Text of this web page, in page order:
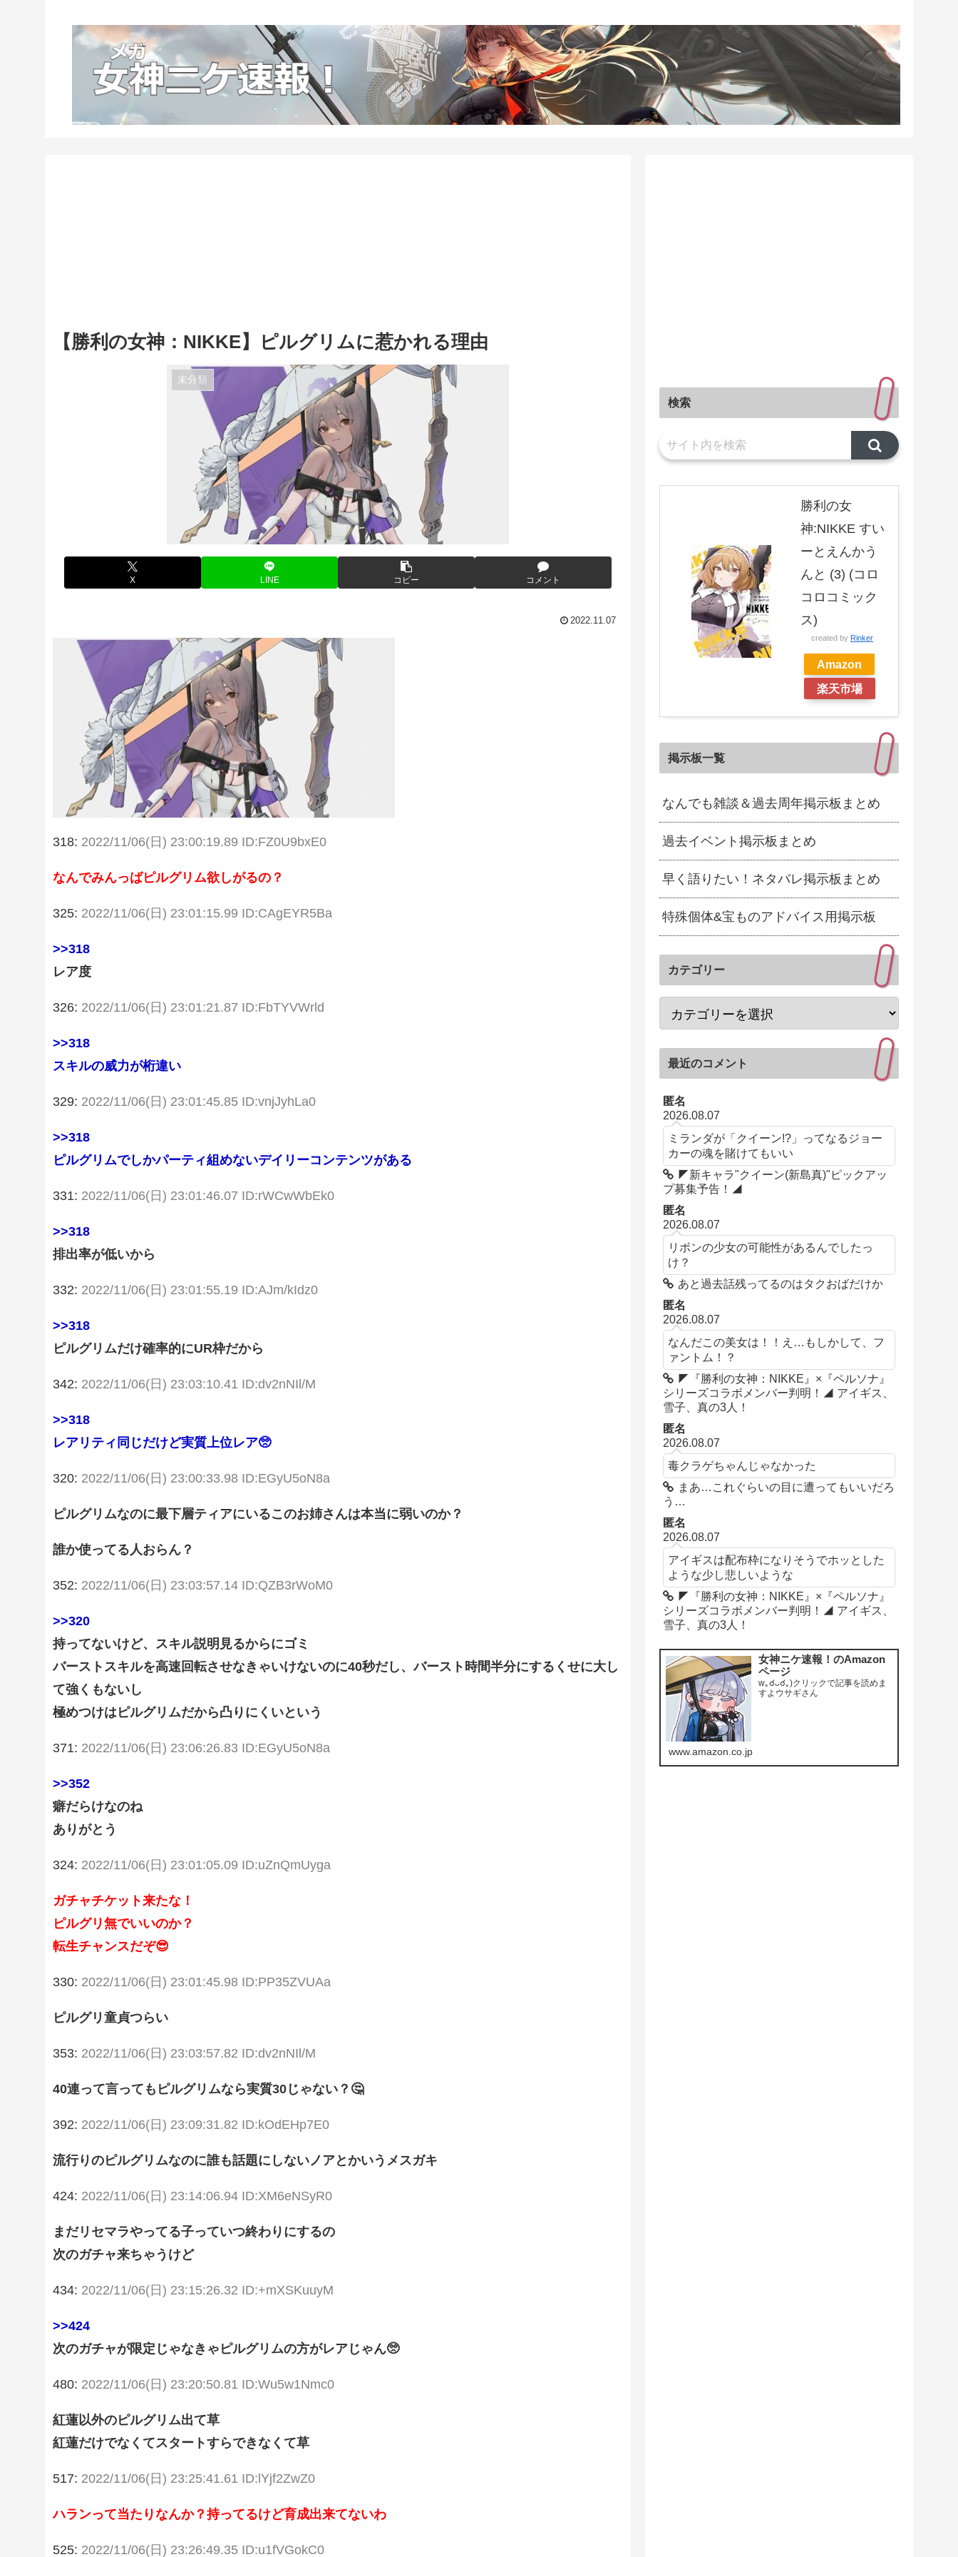
【勝利の女神：NIKKE】ピルグリムに惹かれる理由
未分類
X LINE コピー コメント
2022.11.07
318: 2022/11/06(日) 23:00:19.89 ID:FZ0U9bxE0
なんでみんっばピルグリム欲しがるの？
325: 2022/11/06(日) 23:01:15.99 ID:CAgEYR5Ba
>>318
レア度
326: 2022/11/06(日) 23:01:21.87 ID:FbTYVWrld
>>318
スキルの威力が桁違い
329: 2022/11/06(日) 23:01:45.85 ID:vnjJyhLa0
>>318
ピルグリムでしかパーティ組めないデイリーコンテンツがある
331: 2022/11/06(日) 23:01:46.07 ID:rWCwWbEk0
>>318
排出率が低いから
332: 2022/11/06(日) 23:01:55.19 ID:AJm/kIdz0
>>318
ピルグリムだけ確率的にUR枠だから
342: 2022/11/06(日) 23:03:10.41 ID:dv2nNIl/M
>>318
レアリティ同じだけど実質上位レア🥺
320: 2022/11/06(日) 23:00:33.98 ID:EGyU5oN8a
ピルグリムなのに最下層ティアにいるこのお姉さんは本当に弱いのか？
誰か使ってる人おらん？
352: 2022/11/06(日) 23:03:57.14 ID:QZB3rWoM0
>>320
持ってないけど、スキル説明見るからにゴミ
バーストスキルを高速回転させなきゃいけないのに40秒だし、バースト時間半分にするくせに大し
て強くもないし
極めつけはピルグリムだから凸りにくいという
371: 2022/11/06(日) 23:06:26.83 ID:EGyU5oN8a
>>352
癖だらけなのね
ありがとう
324: 2022/11/06(日) 23:01:05.09 ID:uZnQmUyga
ガチャチケット来たな！
ピルグリ無でいいのか？
転生チャンスだぞ😎
330: 2022/11/06(日) 23:01:45.98 ID:PP35ZVUAa
ピルグリ童貞つらい
353: 2022/11/06(日) 23:03:57.82 ID:dv2nNIl/M
40連って言ってもピルグリムなら実質30じゃない？🤔
392: 2022/11/06(日) 23:09:31.82 ID:kOdEHp7E0
流行りのピルグリムなのに誰も話題にしないノアとかいうメスガキ
424: 2022/11/06(日) 23:14:06.94 ID:XM6eNSyR0
まだリセマラやってる子っていつ終わりにするの
次のガチャ来ちゃうけど
434: 2022/11/06(日) 23:15:26.32 ID:+mXSKuuyM
>>424
次のガチャが限定じゃなきゃピルグリムの方がレアじゃん🥺
480: 2022/11/06(日) 23:20:50.81 ID:Wu5w1Nmc0
紅蓮以外のピルグリム出て草
紅蓮だけでなくてスタートすらできなくて草
517: 2022/11/06(日) 23:25:41.61 ID:lYjf2ZwZ0
ハランって当たりなんか？持ってるけど育成出来てないわ
525: 2022/11/06(日) 23:26:49.35 ID:u1fVGokC0
検索
勝利の女
神:NIKKE すい
ーとえんかう
んと (3) (コロ
コロコミック
ス)
created by Rinker
Amazon
楽天市場
掲示板一覧
なんでも雑談＆過去周年掲示板まとめ
過去イベント掲示板まとめ
早く語りたい！ネタバレ掲示板まとめ
特殊個体&宝ものアドバイス用掲示板
カテゴリー
最近のコメント
匿名
2026.08.07
ミランダが「クイーン!?」ってなるジョー
カーの魂を賭けてもいい
◤新キャラ"クイーン(新島真)"ピックアッ
プ募集予告！◢
匿名
2026.08.07
リボンの少女の可能性があるんでしたっ
け？
あと過去話残ってるのはタクおばだけか
匿名
2026.08.07
なんだこの美女は！！え…もしかして、フ
ァントム！？
◤『勝利の女神：NIKKE』×『ペルソナ』
シリーズコラボメンバー判明！◢ アイギス、
雪子、真の3人！
匿名
2026.08.07
毒クラゲちゃんじゃなかった
まあ…これぐらいの目に遭ってもいいだろ
う…
匿名
2026.08.07
アイギスは配布枠になりそうでホッとした
ような少し悲しいような
◤『勝利の女神：NIKKE』×『ペルソナ』
シリーズコラボメンバー判明！◢ アイギス、
雪子、真の3人！
女神ニケ速報！のAmazon
ページ
w｡☌ᴗ☌｡)クリックで記事を読めま
すよウサギさん
www.amazon.co.jp